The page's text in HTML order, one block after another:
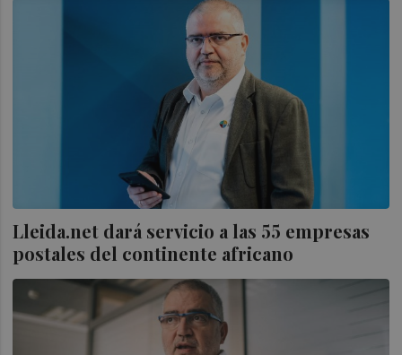
Lleida.net dará servicio a las 55 empresas
postales del continente africano